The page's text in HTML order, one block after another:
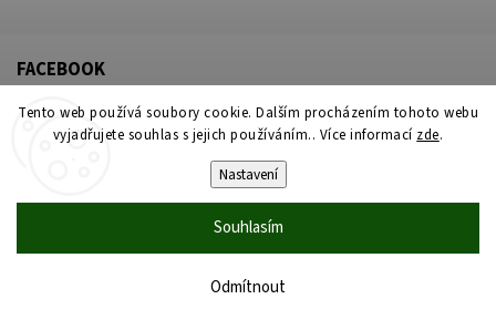
Tento web používá soubory cookie. Dalším procházením tohoto webu
vyjadřujete souhlas s jejich používáním.. Více informací zde.
Nastavení
Odmítnout
Souhlasím
FACEBOOK
Copyright 2026Židleproděti. Všechna práva vyhrazena.
Shoptet| Design